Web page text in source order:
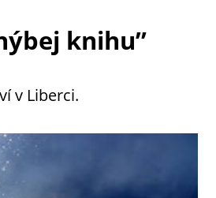
knihu”
v Liberci.